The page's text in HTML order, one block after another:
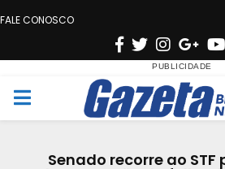
FALE CONOSCO
F
c
e
T
w
i
t
n
s
t
G
o
o
g
M
Senado recorre ao